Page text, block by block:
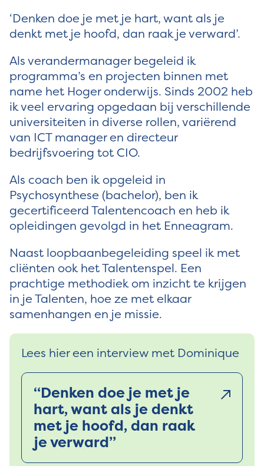
‘Denken doe je met je hart, want als je
denkt met je hoofd, dan raak je verward’.
Als verandermanager begeleid ik
programma’s en projecten binnen met
name het Hoger onderwijs. Sinds 2002 heb
ik veel ervaring opgedaan bij verschillende
universiteiten in diverse rollen, variërend
van ICT manager en directeur
bedrijfsvoering tot CIO.
Als coach ben ik opgeleid in
Psychosynthese (bachelor), ben ik
gecertificeerd Talentencoach en heb ik
opleidingen gevolgd in het Enneagram.
Naast loopbaanbegeleiding speel ik met
cliënten ook het Talentenspel. Een
prachtige methodiek om inzicht te krijgen
in je Talenten, hoe ze met elkaar
samenhangen en je missie.
Lees hier een interview met Dominique
“Denken doe je met je
hart, want als je denkt
met je hoofd, dan raak
je verward’’